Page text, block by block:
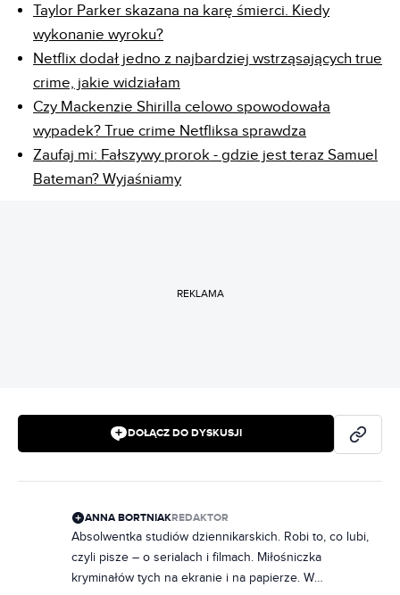
Taylor Parker skazana na karę śmierci. Kiedy
wykonanie wyroku?
Netflix dodał jedno z najbardziej wstrząsających true
crime, jakie widziałam
Czy Mackenzie Shirilla celowo spowodowała
wypadek? True crime Netfliksa sprawdza
Zaufaj mi: Fałszywy prorok - gdzie jest teraz Samuel
Bateman? Wyjaśniamy
REKLAMA
DOŁĄCZ DO DYSKUSJI
ANNA BORTNIAKREDAKTOR
Absolwentka studiów dziennikarskich. Robi to, co lubi,
czyli pisze – o serialach i filmach. Miłośniczka
kryminałów tych na ekranie i na papierze. W